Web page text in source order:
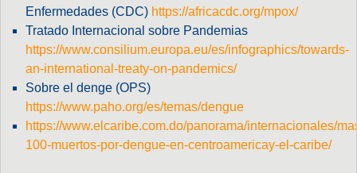
Enfermedades (CDC) https://africacdc.org/mpox/
Tratado Internacional sobre Pandemias
https://www.consilium.europa.eu/es/infographics/towards-
an-international-treaty-on-pandemics/
Sobre el denge (OPS)
https://www.paho.org/es/temas/dengue
https://www.elcaribe.com.do/panorama/internacionales/
100-muertos-por-dengue-en-centroamericay-el-caribe/